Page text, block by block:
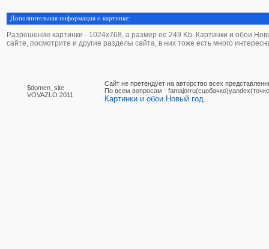
Дополнительная информация о картинке:
Разрешение картинки - 1024х768, а размер ее 249 Kb. Картинки и обои
сайте, посмотрите и другие разделы сайта, в них тоже есть много
$domen_site
VOVAZLO 2011
Сайт не претендует на авторство всех
По вcем вопросам -
Картинки и обои Новый год.